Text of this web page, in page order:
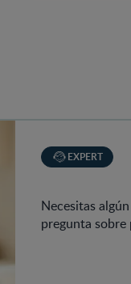
EXPERT
Necesitas
pregunta